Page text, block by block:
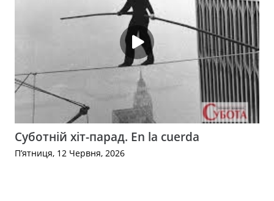
Суботній хіт-парад. En la cuerda
П’ятниця, 12 Червня, 2026